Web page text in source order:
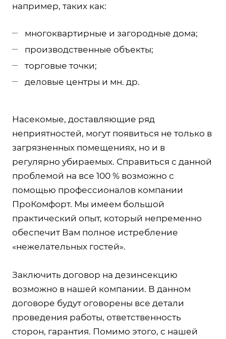
например, таких как:
многоквартирные и загородные дома;
производственные объекты;
торговые точки;
деловые центры и мн. др.
Насекомые, доставляющие ряд
неприятностей, могут появиться не только в
загрязненных помещениях, но и в
регулярно убираемых. Справиться с данной
проблемой на все 100 % возможно с
помощью профессионалов компании
ПроКомфорт. Мы имеем большой
практический опыт, который непременно
обеспечит Вам полное истребление
«нежелательных гостей».
Заключить договор на дезинсекцию
возможно в нашей компании. В данном
договоре будут оговорены все детали
проведения работы, ответственность
сторон, гарантия. Помимо этого, с нашей